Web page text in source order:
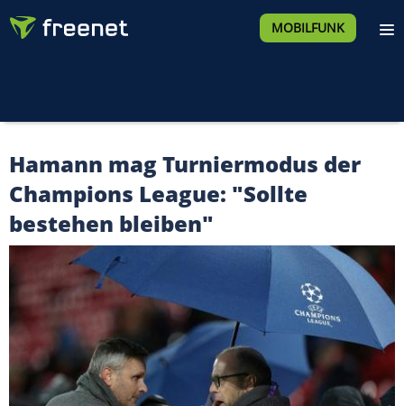
MOBILFUNK
Hamann mag Turniermodus der
Champions League: "Sollte
bestehen bleiben"